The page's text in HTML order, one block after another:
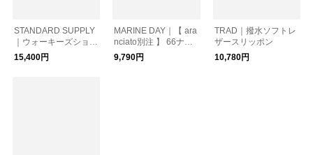
STANDARD SUPPLY
｜ウォーキーズショル
ダー "SIMPLICITY" W
ALKIES SHOULDER
15,400円
MARINE DAY｜【 ara
nciato別注 】 66ナイ
ロン トートバッグ “PA
LM” palm【2026ss先
9,790円
TRAD｜撥水ソフトレ
ザースリッポン
10,780円